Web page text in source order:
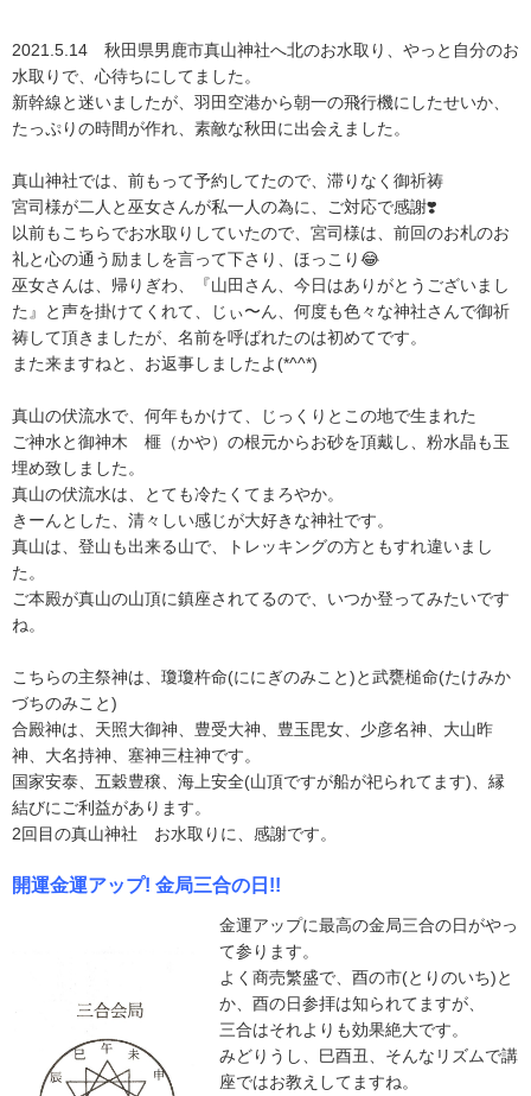
2021.5.14 秋田県男鹿市真山神社へ北のお水取り、やっと自分のお
水取りで、心待ちにしてました。
新幹線と迷いましたが、羽田空港から朝一の飛行機にしたせいか、
たっぷりの時間が作れ、素敵な秋田に出会えました。
真山神社では、前もって予約してたので、滞りなく御祈祷
宮司様が二人と巫女さんが私一人の為に、ご対応で感謝❣️
以前もこちらでお水取りしていたので、宮司様は、前回のお札のお
礼と心の通う励ましを言って下さり、ほっこり😂
巫女さんは、帰りぎわ、『山田さん、今日はありがとうございまし
た』と声を掛けてくれて、じぃ〜ん、何度も色々な神社さんで御祈
祷して頂きましたが、名前を呼ばれたのは初めてです。
また来ますねと、お返事しましたよ(*^^*)
真山の伏流水で、何年もかけて、じっくりとこの地で生まれた
ご神水と御神木 榧（かや）の根元からお砂を頂戴し、粉水晶も玉
埋め致しました。
真山の伏流水は、とても冷たくてまろやか。
きーんとした、清々しい感じが大好きな神社です。
真山は、登山も出来る山で、トレッキングの方ともすれ違いまし
た。
ご本殿が真山の山頂に鎮座されてるので、いつか登ってみたいです
ね。
こちらの主祭神は、瓊瓊杵命(ににぎのみこと)と武甕槌命(たけみか
づちのみこと)
合殿神は、天照大御神、豊受大神、豊玉毘女、少彦名神、大山昨
神、大名持神、塞神三柱神です。​​​
国家安泰、五穀豊穣、海上安全(山頂ですが船が祀られてます)、縁
結びにご利益があります。
2回目の真山神社 お水取りに、感謝です。
開運金運アップ! 金局三合の日!!
金運アップに最高の金局三合の日がやっ
て参ります。
よく商売繁盛で、酉の市(とりのいち)と
か、酉の日参拝は知られてますが、
三合はそれよりも効果絶大です。
みどりうし、巳酉丑、そんなリズムで講
座ではお教えしてますね。